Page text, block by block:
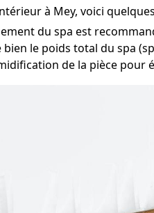
à Mey, voici
du spa est
le poids total du spa
de la pièce